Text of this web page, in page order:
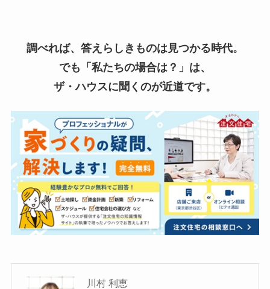
調べれば、答えらしきものは見つかる時代。
でも「私たちの場合は？」は、
ザ・ハウスに聞くのが近道です。
川村 利恵